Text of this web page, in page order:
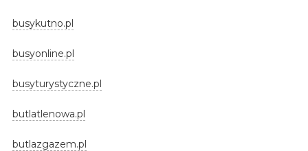
busykutno.pl
busyonline.pl
busyturystyczne.pl
butlatlenowa.pl
butlazgazem.pl